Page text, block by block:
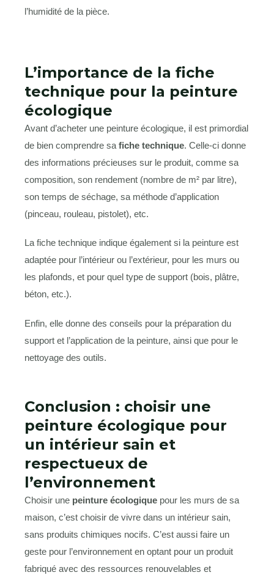
l’humidité de la pièce.
L’importance de la fiche
technique pour la peinture
écologique
Avant d’acheter une peinture écologique, il est primordial
de bien comprendre sa fiche technique. Celle-ci donne
des informations précieuses sur le produit, comme sa
composition, son rendement (nombre de m² par litre),
son temps de séchage, sa méthode d’application
(pinceau, rouleau, pistolet), etc.
La fiche technique indique également si la peinture est
adaptée pour l’intérieur ou l’extérieur, pour les murs ou
les plafonds, et pour quel type de support (bois, plâtre,
béton, etc.).
Enfin, elle donne des conseils pour la préparation du
support et l’application de la peinture, ainsi que pour le
nettoyage des outils.
Conclusion : choisir une
peinture écologique pour
un intérieur sain et
respectueux de
l’environnement
Choisir une peinture écologique pour les murs de sa
maison, c’est choisir de vivre dans un intérieur sain,
sans produits chimiques nocifs. C’est aussi faire un
geste pour l’environnement en optant pour un produit
fabriqué avec des ressources renouvelables et